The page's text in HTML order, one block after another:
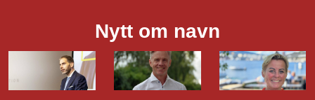
Nytt om navn